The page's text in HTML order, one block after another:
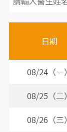
醫
時
日期
08/24（一）
08/25（二）
08/26（三）